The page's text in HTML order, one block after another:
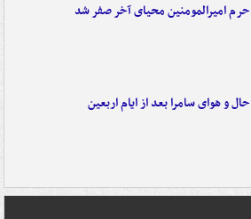
حرم امیرالمومنین محیای آخر صفر شد
حال و هوای سامرا بعد از ایام اربعین